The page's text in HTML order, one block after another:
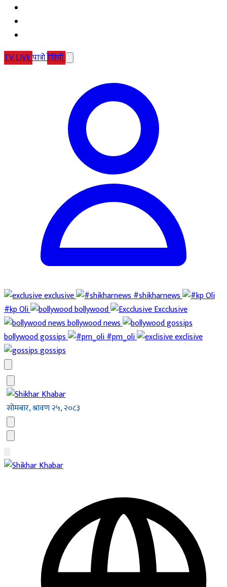
TVLIVEपात्रोरेडियो
exclusive
#shikharnews
#kp Oli
bollywood
Excclusive
bollywood news
bollywood gossips
#pm_oli
exclisive
gossips
सोमबार, श्रावण २५, २०८३